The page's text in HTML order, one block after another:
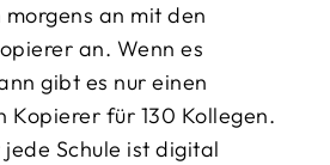
an mit den
an. Wenn es
gibt es nur einen
Kopierer für 130 Kollegen.
Schule ist digital